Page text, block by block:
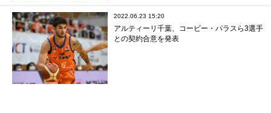
2022.06.23 15:20
アルティーリ千葉、コービー・パラスら3選手
との契約合意を発表